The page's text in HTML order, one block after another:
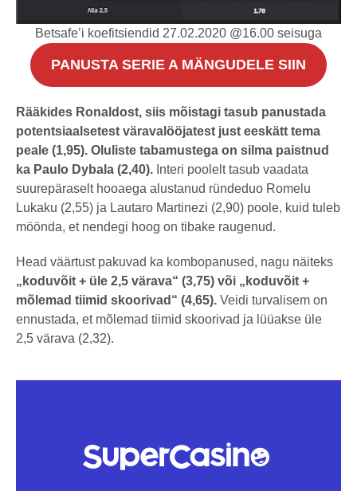
Betsafe’i koefitsiendid 27.02.2020 @16.00 seisuga
PANUSTA SERIE A MÄNGUDELE SIIN
Rääkides Ronaldost, siis mõistagi tasub panustada
potentsiaalsetest väravalööjatest just eeskätt tema
peale (1,95). Oluliste tabamustega on silma paistnud
ka Paulo Dybala (2,40). Interi poolelt tasub vaadata
suurepäraselt hooaega alustanud ründeduo Romelu
Lukaku (2,55) ja Lautaro Martinezi (2,90) poole, kuid tuleb
möönda, et nendegi hoog on tibake raugenud.
Head väärtust pakuvad ka kombopanused, nagu näiteks
„koduvõit + üle 2,5 värava“ (3,75) või „koduvõit +
mõlemad tiimid skoorivad“ (4,65). Veidi turvalisem on
ennustada, et mõlemad tiimid skoorivad ja lüüakse üle
2,5 värava (2,32).